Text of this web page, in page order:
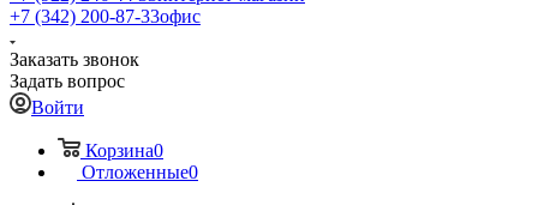
+7 (342) 200-87-33офис
Заказать звонок
Задать вопрос
Войти
Корзина0
Отложенные0